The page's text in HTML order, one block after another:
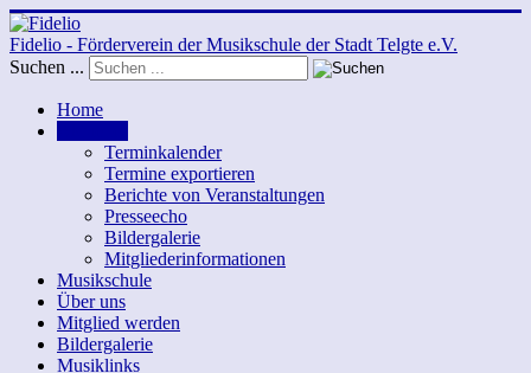
Fidelio - Förderverein der Musikschule der Stadt Telgte e.V.
Suchen ...
Home
Terminkalender
Termine exportieren
Berichte von Veranstaltungen
Presseecho
Bildergalerie
Mitgliederinformationen
Musikschule
Über uns
Mitglied werden
Bildergalerie
Musiklinks